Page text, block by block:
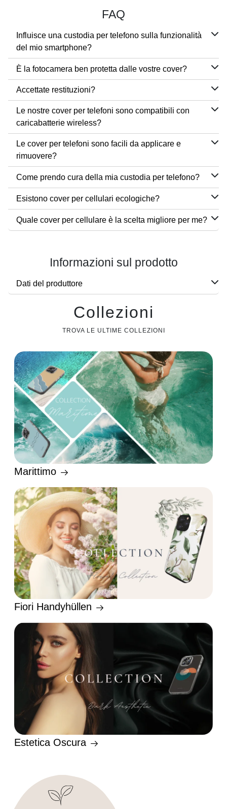
FAQ
Influisce una custodia per telefono sulla funzionalità
del mio smartphone?
È la fotocamera ben protetta dalle vostre cover?
Accettate restituzioni?
Le nostre cover per telefoni sono compatibili con
caricabatterie wireless?
Le cover per telefoni sono facili da applicare e
rimuovere?
Come prendo cura della mia custodia per telefono?
Esistono cover per cellulari ecologiche?
Quale cover per cellulare è la scelta migliore per me?
Informazioni sul prodotto
Dati del produttore
Collezioni
TROVA LE ULTIME COLLEZIONI
Marittimo
Fiori Handyhüllen
Estetica Oscura